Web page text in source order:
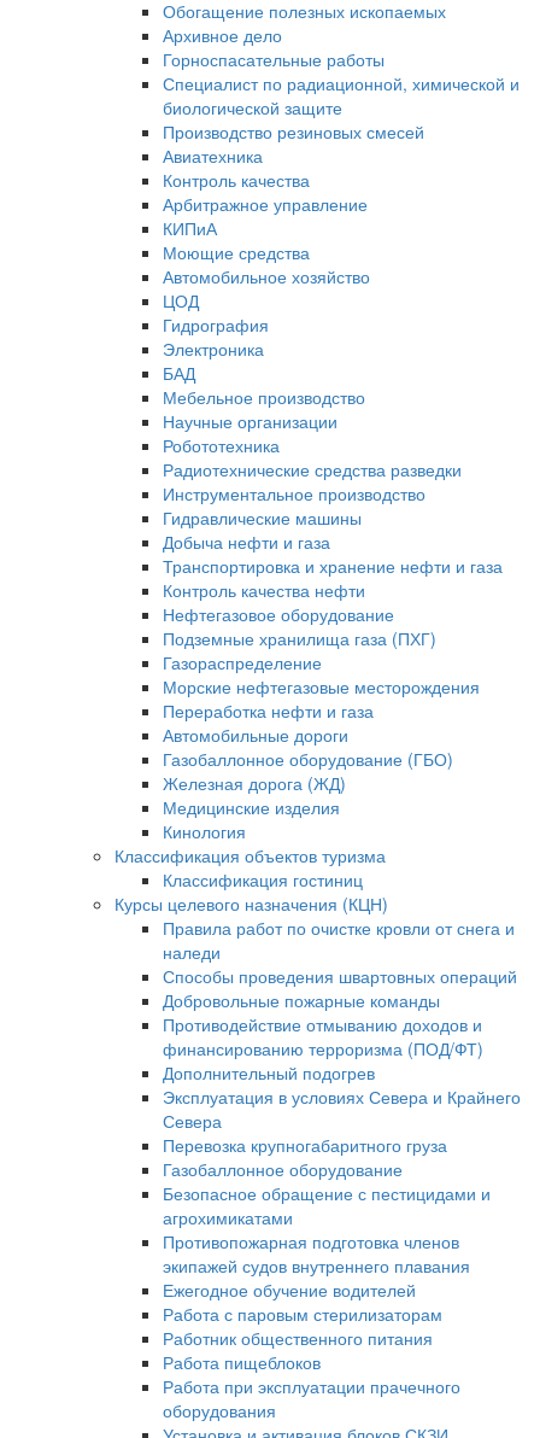
Обогащение полезных ископаемых
Архивное дело
Горноспасательные работы
Специалист по радиационной, химической и
биологической защите
Производство резиновых смесей
Авиатехника
Контроль качества
Арбитражное управление
КИПиА
Моющие средства
Автомобильное хозяйство
ЦОД
Гидрография
Электроника
БАД
Мебельное производство
Научные организации
Робототехника
Радиотехнические средства разведки
Инструментальное производство
Гидравлические машины
Добыча нефти и газа
Транспортировка и хранение нефти и газа
Контроль качества нефти
Нефтегазовое оборудование
Подземные хранилища газа (ПХГ)
Газораспределение
Морские нефтегазовые месторождения
Переработка нефти и газа
Автомобильные дороги
Газобаллонное оборудование (ГБО)
Железная дорога (ЖД)
Медицинские изделия
Кинология
Классификация объектов туризма
Классификация гостиниц
Курсы целевого назначения (КЦН)
Правила работ по очистке кровли от снега и
наледи
Способы проведения швартовных операций
Добровольные пожарные команды
Противодействие отмыванию доходов и
финансированию терроризма (ПОД/ФТ)
Дополнительный подогрев
Эксплуатация в условиях Севера и Крайнего
Севера
Перевозка крупногабаритного груза
Газобаллонное оборудование
Безопасное обращение с пестицидами и
агрохимикатами
Противопожарная подготовка членов
экипажей судов внутреннего плавания
Ежегодное обучение водителей
Работа с паровым стерилизаторам
Работник общественного питания
Работа пищеблоков
Работа при эксплуатации прачечного
оборудования